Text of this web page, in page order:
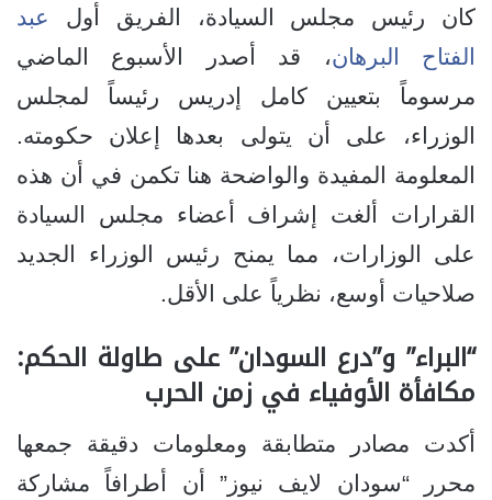
كان رئيس مجلس السيادة، الفريق أول عبد
الفتاح البرهان، قد أصدر الأسبوع الماضي
مرسوماً بتعيين كامل إدريس رئيساً لمجلس
الوزراء، على أن يتولى بعدها إعلان حكومته.
المعلومة المفيدة والواضحة هنا تكمن في أن هذه
القرارات ألغت إشراف أعضاء مجلس السيادة
على الوزارات، مما يمنح رئيس الوزراء الجديد
صلاحيات أوسع، نظرياً على الأقل.
“البراء” و”درع السودان” على طاولة الحكم:
مكافأة الأوفياء في زمن الحرب
أكدت مصادر متطابقة ومعلومات دقيقة جمعها
محرر “سودان لايف نيوز” أن أطرافاً مشاركة